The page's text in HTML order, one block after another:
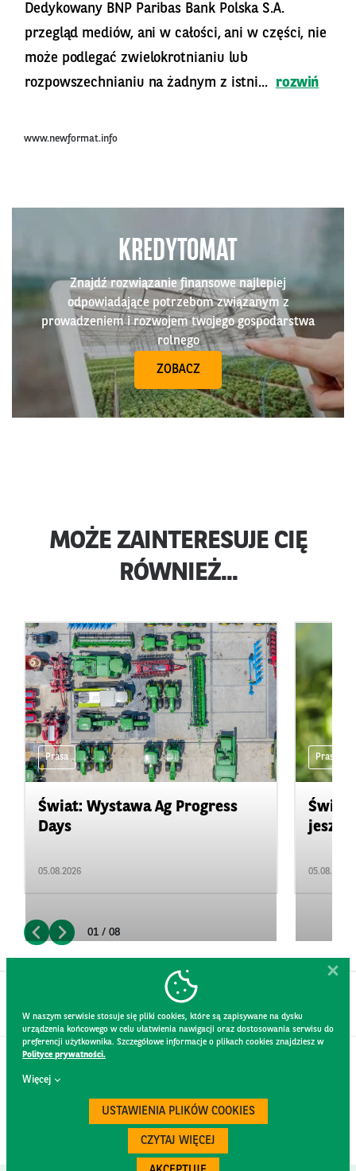
Dedykowany BNP Paribas Bank Polska S.A.
przegląd mediów, ani w całości, ani w części, nie
może podlegać zwielokrotnianiu lub
rozpowszechnianiu na żadnym z istni...
rozwiń
www.newformat.info
KREDYTOMAT
Znajdź rozwiązanie finansowe najlepiej
odpowiadające potrzebom związanym z
prowadzeniem i rozwojem twojego gospodarstwa
rolnego
ZOBACZ
MOŻE ZAINTERESUJE CIĘ
RÓWNIEŻ...
Prasa
Świat: Wystawa Ag Progress
Days
05.08.2026
Prasa
Świat:
05.08.2026
01 / 08
W naszym serwisie stosuje się pliki cookies, które są zapisywane na dysku
urządzenia końcowego w celu ułatwienia nawigacji oraz dostosowania serwisu do
preferencji użytkownika. Szczegółowe informacje o plikach cookies znajdziesz w
Polityce prywatności.
Więcej
USTAWIENIA PLIKÓW COOKIES
CZYTAJ WIĘCEJ
REGULAMIN STRONY
POLITYKA PRYWATNOŚCI